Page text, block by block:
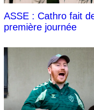
ASSE : Cathro fait
première journée